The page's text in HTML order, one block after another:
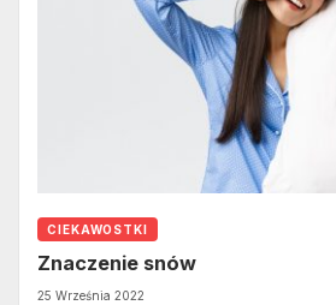
CIEKAWOSTKI
Znaczenie snów
25 Września 2022